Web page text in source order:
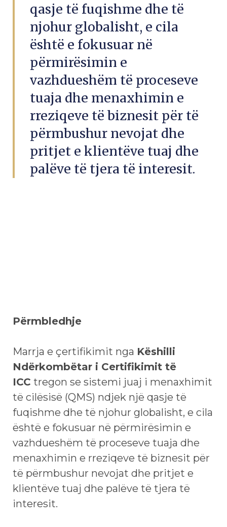
qasje të fuqishme dhe të
njohur globalisht, e cila
është e fokusuar në
përmirësimin e
vazhdueshëm të proceseve
tuaja dhe menaxhimin e
rreziqeve të biznesit për të
përmbushur nevojat dhe
pritjet e klientëve tuaj dhe
palëve të tjera të interesit.
Përmbledhje
Marrja e çertifikimit nga Këshilli
Ndërkombëtar i Certifikimit të
ICC tregon se sistemi juaj i menaxhimit
të cilësisë (QMS) ndjek një qasje të
fuqishme dhe të njohur globalisht, e cila
është e fokusuar në përmirësimin e
vazhdueshëm të proceseve tuaja dhe
menaxhimin e rreziqeve të biznesit për
të përmbushur nevojat dhe pritjet e
klientëve tuaj dhe palëve të tjera të
interesit.